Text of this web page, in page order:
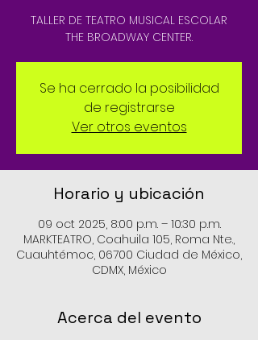
TALLER DE TEATRO MUSICAL ESCOLAR
THE BROADWAY CENTER.
Se ha cerrado la posibilidad
de registrarse
Ver otros eventos
Horario y ubicación
09 oct 2025, 8:00 p.m. – 10:30 p.m.
MARKTEATRO, Coahuila 105, Roma Nte.,
Cuauhtémoc, 06700 Ciudad de México,
CDMX, México
Acerca del evento